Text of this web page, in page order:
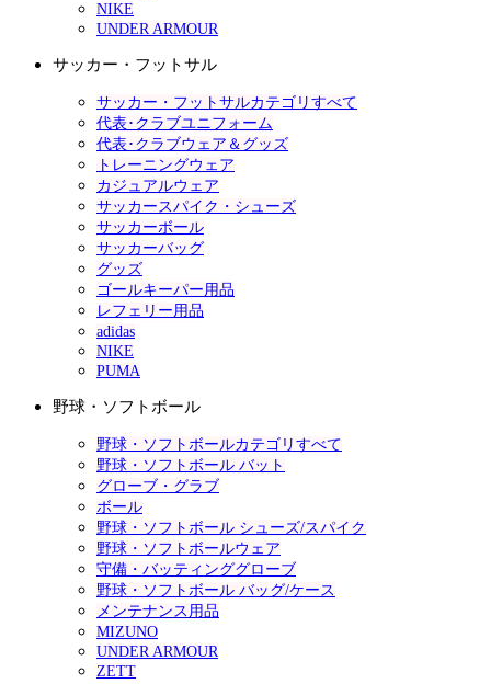
NIKE
UNDER ARMOUR
サッカー・フットサル
サッカー・フットサルカテゴリすべて
代表･クラブユニフォーム
代表･クラブウェア＆グッズ
トレーニングウェア
カジュアルウェア
サッカースパイク・シューズ
サッカーボール
サッカーバッグ
グッズ
ゴールキーパー用品
レフェリー用品
adidas
NIKE
PUMA
野球・ソフトボール
野球・ソフトボールカテゴリすべて
野球・ソフトボール バット
グローブ・グラブ
ボール
野球・ソフトボール シューズ/スパイク
野球・ソフトボールウェア
守備・バッティンググローブ
野球・ソフトボール バッグ/ケース
メンテナンス用品
MIZUNO
UNDER ARMOUR
ZETT